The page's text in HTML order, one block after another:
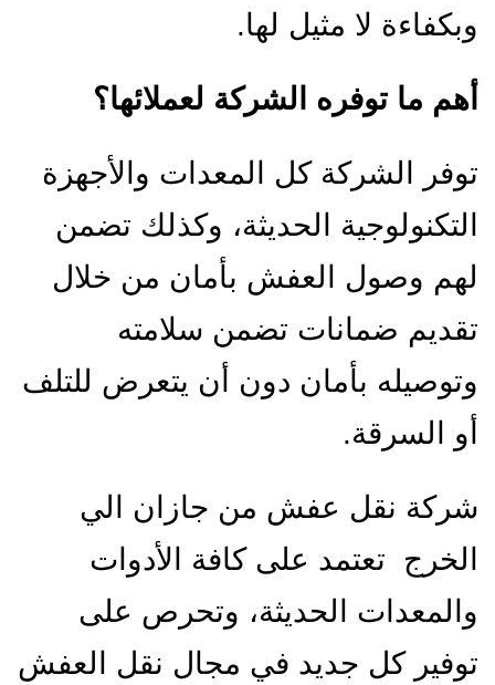
وبكفاءة لا مثيل لها.
أهم ما توفره الشركة لعملائها؟
توفر الشركة كل المعدات والأجهزة
التكنولوجية الحديثة، وكذلك تضمن
لهم وصول العفش بأمان من خلال
تقديم ضمانات تضمن سلامته
وتوصيله بأمان دون أن يتعرض للتلف
أو السرقة.
شركة نقل عفش من جازان الي
الخرج تعتمد على كافة الأدوات
والمعدات الحديثة، وتحرص على
توفير كل جديد في مجال نقل العفش